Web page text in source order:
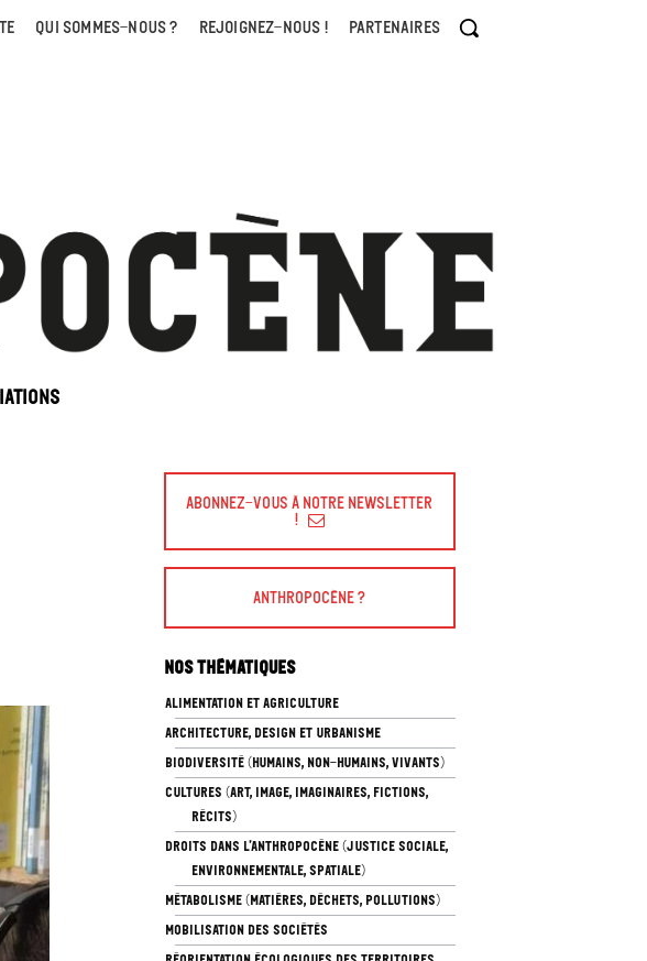
QUI SOMMES-NOUS ? REJOIGNEZ-NOUS ! PARTENAIRES
Abonnez-vous à Notre Newsletter
!
Anthropocène ?
Nos thématiques
ALIMENTATION ET AGRICULTURE
ARCHITECTURE, DESIGN ET URBANISME
BIODIVERSITÉ (HUMAINS, NON-HUMAINS, VIVANTS)
CULTURES (ART, IMAGE, IMAGINAIRES, FICTIONS,
RÉCITS)
DROITS DANS L’ANTHROPOCÈNE (JUSTICE SOCIALE,
ENVIRONNEMENTALE, SPATIALE)
MÉTABOLISME (MATIÈRES, DÉCHETS, POLLUTIONS)
MOBILISATION DES SOCIÉTÉS